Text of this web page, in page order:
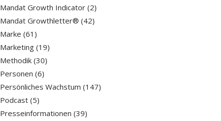
Mandat Growth Indicator (2)
Mandat Growthletter® (42)
Marke (61)
Marketing (19)
Methodik (30)
Personen (6)
Persönliches Wachstum (147)
Podcast (5)
Presseinformationen (39)